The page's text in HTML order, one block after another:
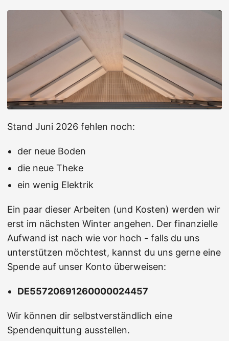
Stand Juni 2026 fehlen noch:
der neue Boden
die neue Theke
ein wenig Elektrik
Ein paar dieser Arbeiten (und Kosten) werden wir
erst im nächsten Winter angehen. Der finanzielle
Aufwand ist nach wie vor hoch - falls du uns
unterstützen möchtest, kannst du uns gerne eine
Spende auf unser Konto überweisen:
DE55720691260000024457
Wir können dir selbstverständlich eine
Spendenquittung ausstellen.